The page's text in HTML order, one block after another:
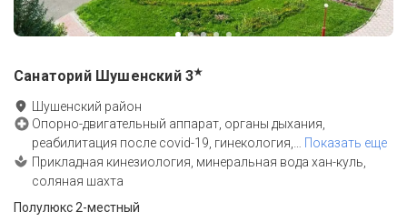
Санаторий Шушенский 3★
Шушенский район
Опорно-двигательный аппарат, органы дыхания,
реабилитация после covid-19, гинекология,
Показать еще
Прикладная кинезиология, минеральная вода хан-куль,
соляная шахта
Полулюкс 2-местный